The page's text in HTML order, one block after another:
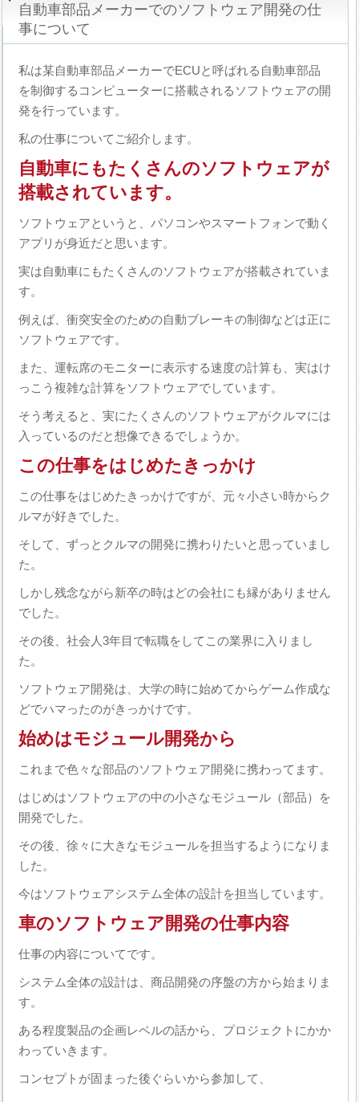
自動車部品メーカーでのソフトウェア開発の仕
事について
私は某自動車部品メーカーでECUと呼ばれる自動車部品
を制御するコンピューターに搭載されるソフトウェアの開
発を行っています。
私の仕事についてご紹介します。
自動車にもたくさんのソフトウェアが
搭載されています。
ソフトウェアというと、パソコンやスマートフォンで動く
アプリが身近だと思います。
実は自動車にもたくさんのソフトウェアが搭載されていま
す。
例えば、衝突安全のための自動ブレーキの制御などは正に
ソフトウェアです。
また、運転席のモニターに表示する速度の計算も、実はけ
っこう複雑な計算をソフトウェアでしています。
そう考えると、実にたくさんのソフトウェアがクルマには
入っているのだと想像できるでしょうか。
この仕事をはじめたきっかけ
この仕事をはじめたきっかけですが、元々小さい時からク
ルマが好きでした。
そして、ずっとクルマの開発に携わりたいと思っていまし
た。
しかし残念ながら新卒の時はどの会社にも縁がありません
でした。
その後、社会人3年目で転職をしてこの業界に入りまし
た。
ソフトウェア開発は、大学の時に始めてからゲーム作成な
どでハマったのがきっかけです。
始めはモジュール開発から
これまで色々な部品のソフトウェア開発に携わってます。
はじめはソフトウェアの中の小さなモジュール（部品）を
開発でした。
その後、徐々に大きなモジュールを担当するようになりま
した。
今はソフトウェアシステム全体の設計を担当しています。
車のソフトウェア開発の仕事内容
仕事の内容についてです。
システム全体の設計は、商品開発の序盤の方から始まりま
す。
ある程度製品の企画レベルの話から、プロジェクトにかか
わっていきます。
コンセプトが固まった後ぐらいから参加して、